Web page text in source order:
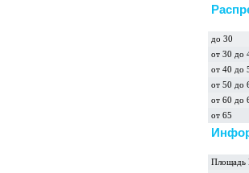
до 30
от 30 до
от 40 до
от 50 до
от 60 до
от 65
Площадь